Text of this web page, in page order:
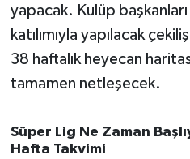
yapacak. Kulüp
katılımıyla yapılacak
38 haftalık heyecan
tamamen netleşecek.
Süper Lig Ne Zaman
Hafta Takvimi
SPOR
Susurluk
TARİHTE BUGÜN